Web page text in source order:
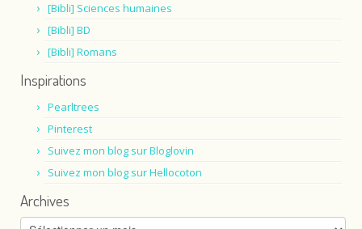
[Bibli] Sciences humaines
[Bibli] BD
[Bibli] Romans
Inspirations
Pearltrees
Pinterest
Suivez mon blog sur Bloglovin
Suivez mon blog sur Hellocoton
Archives
Archives